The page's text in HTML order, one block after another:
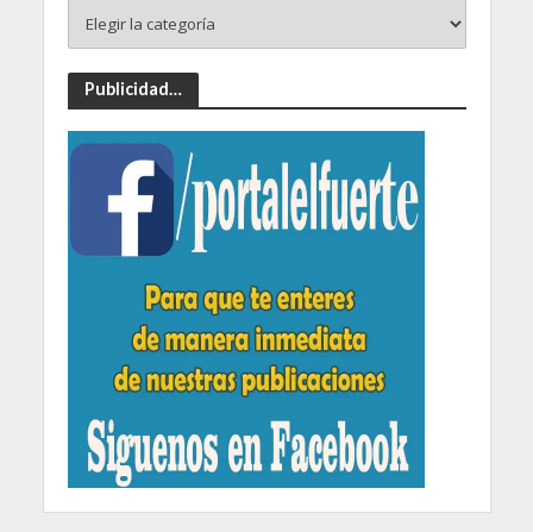
Publicidad…